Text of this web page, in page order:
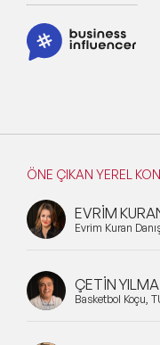
ÖNE ÇIKAN YEREL
EVRİM
Evrim Kuran
ÇETİN
Basketbol Koçu,